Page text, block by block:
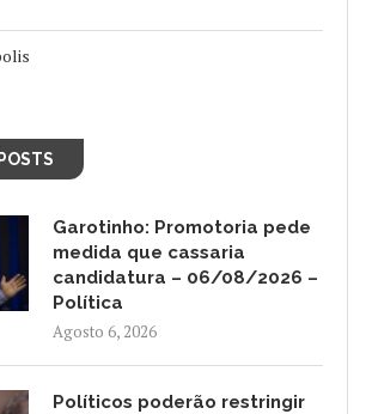
Garotinho: Promotoria pede
medida que cassaria
candidatura – 06/08/2026 –
Política
Agosto 6, 2026
Políticos poderão restringir